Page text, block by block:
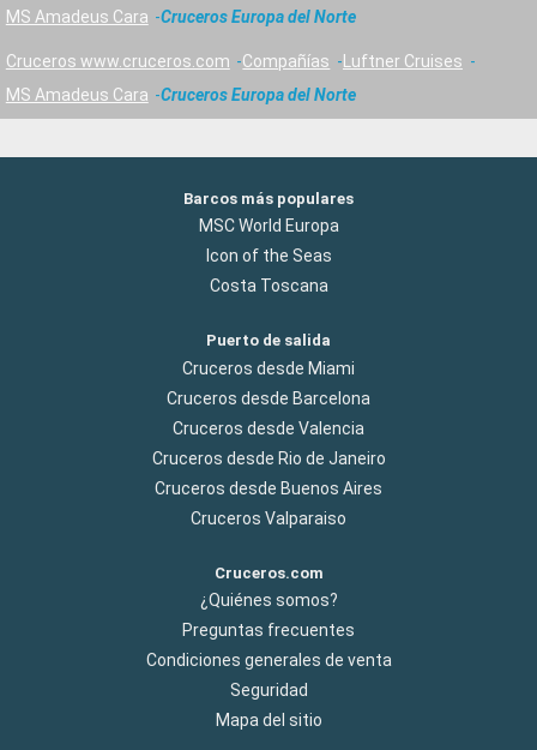
MS Amadeus Cara
Cruceros Europa del Norte
Cruceros www.cruceros.com Compañías
Luftner Cruises
MS Amadeus Cara
Cruceros Europa del Norte
Barcos más populares
MSC World Europa
Icon of the Seas
Costa Toscana
Puerto de salida
Cruceros desde Miami
Cruceros desde Barcelona
Cruceros desde Valencia
Cruceros desde Rio de Janeiro
Cruceros desde Buenos Aires
Cruceros Valparaiso
Cruceros.com
¿Quiénes somos?
Preguntas frecuentes
Condiciones generales de venta
Seguridad
Mapa del sitio